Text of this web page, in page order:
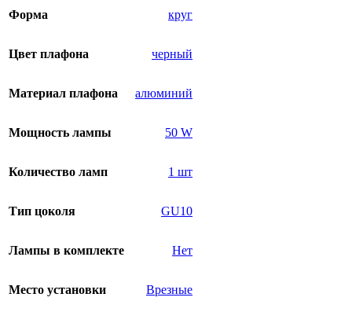
Форма круг
Цвет плафона черный
Материал плафона алюминий
Мощность лампы 50 W
Количество ламп 1 шт
Тип цоколя GU10
Лампы в комплекте Нет
Место установки Врезные